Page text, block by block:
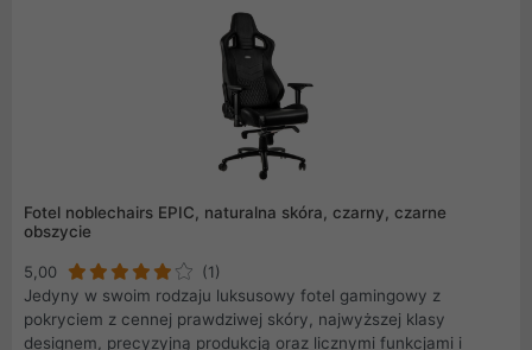
Fotel noblechairs EPIC, naturalna skóra, czarny, czarne
obszycie
5,00
(1)
Jedyny w swoim rodzaju luksusowy fotel gamingowy z
pokryciem z cennej prawdziwej skóry, najwyższej klasy
designem, precyzyjną produkcją oraz licznymi funkcjami i